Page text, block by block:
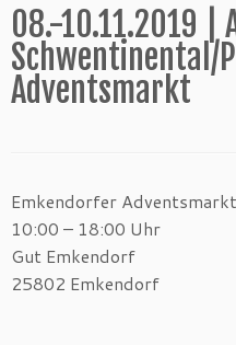
08.-10.11.2019 |
Schwentinental/
Adventsmarkt
Emkendorfer Adventsmarkt
10:00 – 18:00 Uhr
Gut Emkendorf
25802 Emkendorf